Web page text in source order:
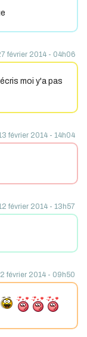
février 2014 - 04h06
moi y'a pas
février 2014 - 14h04
février 2014 - 13h57
février 2014 - 09h50